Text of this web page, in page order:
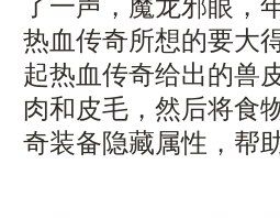
了一声，魔龙邪眼，
热血传奇所想的要大
起热血传奇给出的兽
肉和皮毛，然后将食
奇装备隐藏属性，帮